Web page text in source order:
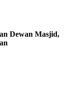
Dewan Masjid,